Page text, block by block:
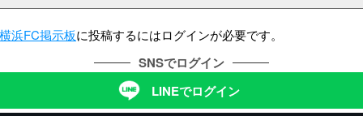
浜FC掲示板に投稿するにはログインが必要です。
SNSでログイン
LINEでログイン